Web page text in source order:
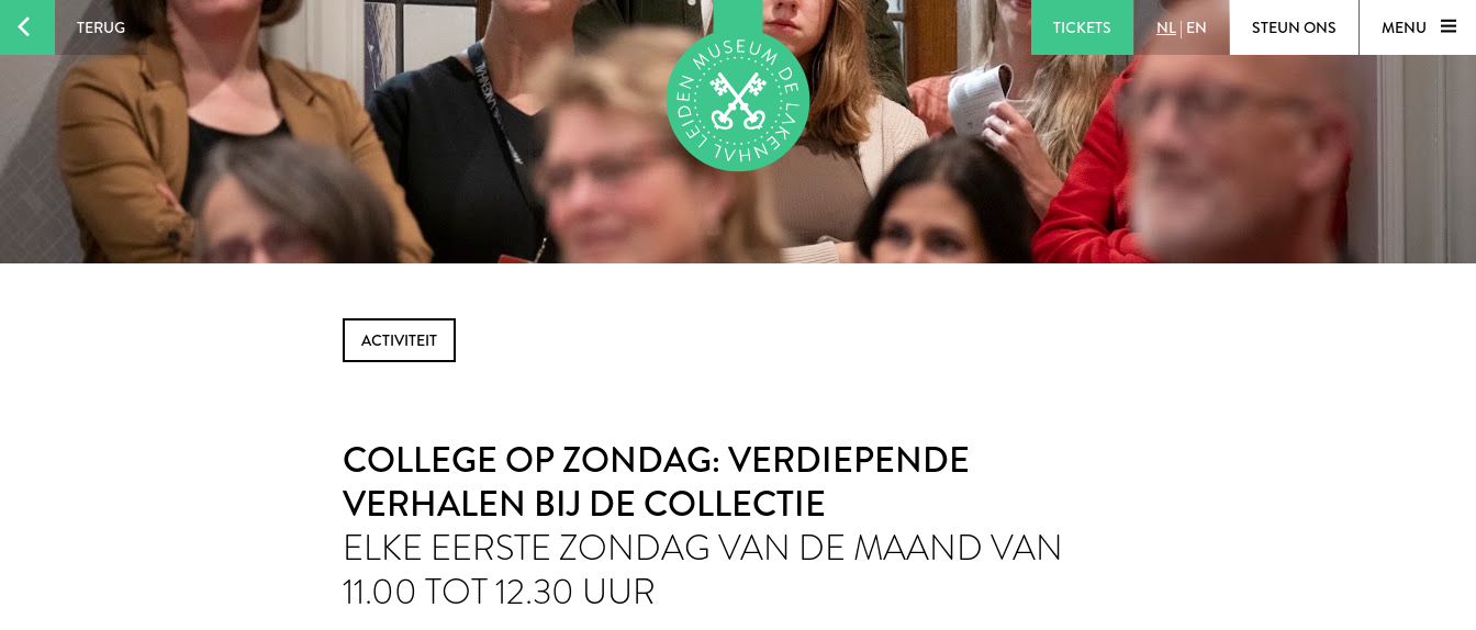
TERUG TICKETS NL | EN STEUN ONS MENU
ACTIVITEIT
COLLEGE OP ZONDAG: VERDIEPENDE
VERHALEN BIJ DE COLLECTIE
ELKE EERSTE ZONDAG VAN DE MAAND VAN
11.00 TOT 12.30 UUR